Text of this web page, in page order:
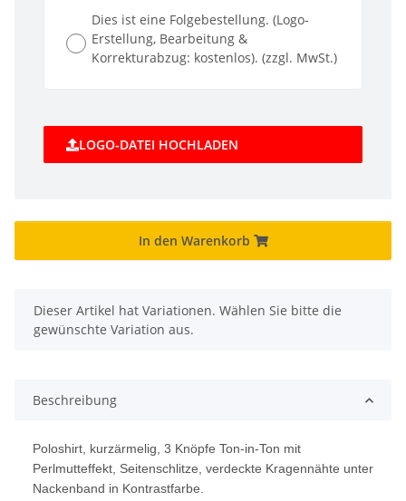
Dies ist eine Folgebestellung. (Logo-
Erstellung, Bearbeitung &
Korrekturabzug: kostenlos). (zzgl. MwSt.)
LOGO-DATEI HOCHLADEN
In den Warenkorb
x
Dieser Artikel hat Variationen. Wählen Sie bitte die
gewünschte Variation aus.
Beschreibung
Poloshirt, kurzärmelig, 3 Knöpfe Ton-in-Ton mit
Perlmutteffekt, Seitenschlitze, verdeckte Kragennähte unter
Nackenband in Kontrastfarbe.